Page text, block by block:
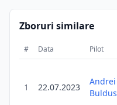
Zboruri similare
# Data Pilot
1 22.07.2023
Andrei
Buldus